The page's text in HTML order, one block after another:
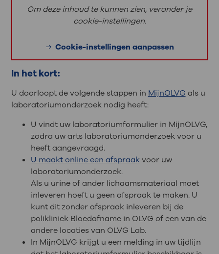
Om deze inhoud te kunnen zien, verander je
cookie-instellingen.
Cookie-instellingen aanpassen
In het kort:
U doorloopt de volgende stappen in MijnOLVG als u
laboratoriumonderzoek nodig heeft:
U vindt uw laboratoriumformulier in MijnOLVG,
zodra uw arts laboratoriumonderzoek voor u
heeft aangevraagd.
U maakt online een afspraakvoor uw
laboratoriumonderzoek.
Als u urine of ander lichaamsmateriaal moet
inleveren hoeft u geen afspraak te maken. U
kunt dit zonder afspraak inleveren bij de
polikliniek Bloedafname in OLVG of een van de
andere locaties van OLVG Lab.
In MijnOLVG krijgt u een melding in uw tijdlijn